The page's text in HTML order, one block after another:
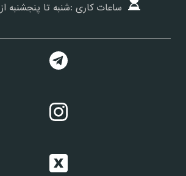
ساعات کاری :شنبه تا پنجشنبه از 10 تا 6